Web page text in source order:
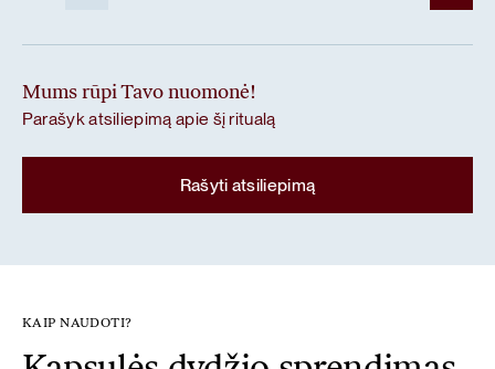
Mums rūpi Tavo nuomonė!
Parašyk atsiliepimą apie šį ritualą
Rašyti atsiliepimą
KAIP NAUDOTI?